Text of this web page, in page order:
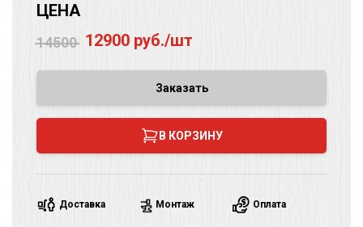
ЦЕНА
14500 12900 руб./шт
Заказать
В КОРЗИНУ
Доставка Монтаж Оплата